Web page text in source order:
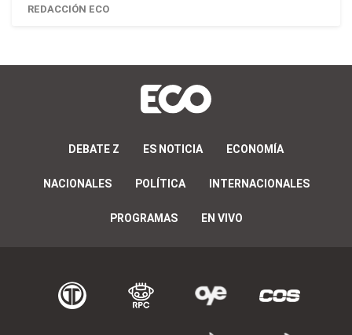
REDACCIÓN ECO
DEBATE Z ES NOTICIA ECONOMÍA
NACIONALES POLÍTICA INTERNACIONALES
PROGRAMAS EN VIVO